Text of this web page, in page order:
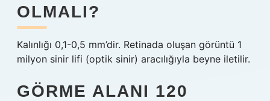
OLMALI?
Kalınlığı 0,1-0,5 mm’dir. Retinada oluşan görüntü 1
milyon sinir lifi (optik sinir) aracılığıyla beyne iletilir.
GÖRME ALANI 120